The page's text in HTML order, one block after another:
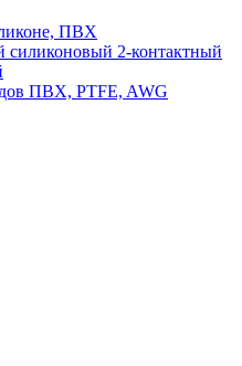
ПВХ
силиконовый 2-контактный
ПВХ, PTFE, AWG